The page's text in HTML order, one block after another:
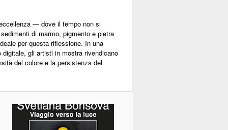
— dove il tempo non si
di marmo, pigmento e pietra
per questa riflessione. In una
digitale, gli artisti in mostra rivendicano
del colore e la persistenza del